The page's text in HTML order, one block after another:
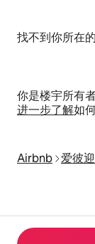
找不到你所在
你是楼宇所有
进一步了解如
Airbnb 爱彼